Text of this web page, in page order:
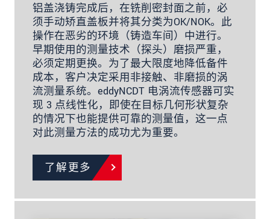
铝盖浇铸完成后，在铣削密封面之前，必
须手动矫直盖板并将其分类为OK/NOK。此
操作在恶劣的环境（铸造车间）中进行。
早期使用的测量技术（探头）磨损严重，
必须定期更换。为了最大限度地降低备件
成本，客户决定采用非接触、非磨损的涡
流测量系统。eddyNCDT 电涡流传感器可实
现 3 点线性化，即使在目标几何形状复杂
的情况下也能提供可靠的测量值，这一点
对此测量方法的成功尤为重要。
了解更多